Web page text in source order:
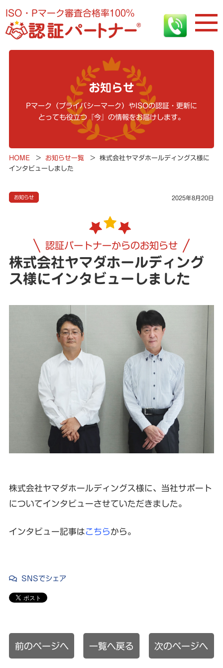
ISO・Pマーク審査合格率100%
お知らせ
Pマーク（プライバシーマーク）やISOの認証・更新に
とっても役立つ『今』の情報をお届けします。
HOME > お知らせ一覧 >
株式会社ヤマダホールディングス様に
インタビューしました
お知らせ 2025年8月20日
認証パートナーからのお知らせ
株式会社ヤマダホールディング
ス様にインタビューしました
株式会社ヤマダホールディングス様に、当社サポート
についてインタビューさせていただきました。
インタビュー記事はこちらから。
SNSでシェア
前のページへ 一覧へ戻る 次のページへ